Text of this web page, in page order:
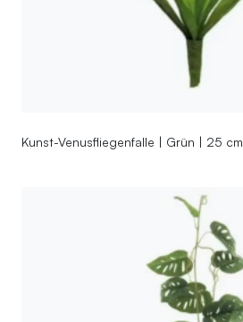
Kunst-Venusfliegenfalle | Grün | 25 cm